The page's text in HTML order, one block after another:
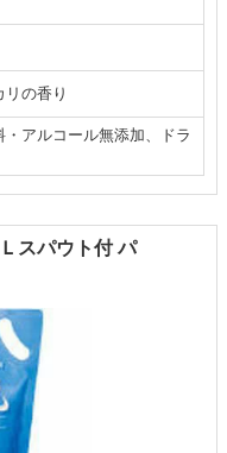
の香り
アルコール無添加、ドラ
スパウト付 パ